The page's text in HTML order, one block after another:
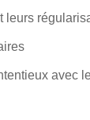
leurs
avec